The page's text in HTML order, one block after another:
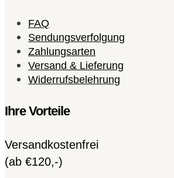
FAQ
Sendungsverfolgung
Zahlungsarten
Versand & Lieferung
Widerrufsbelehrung
Ihre Vorteile
Versandkostenfrei
(ab €120,-)